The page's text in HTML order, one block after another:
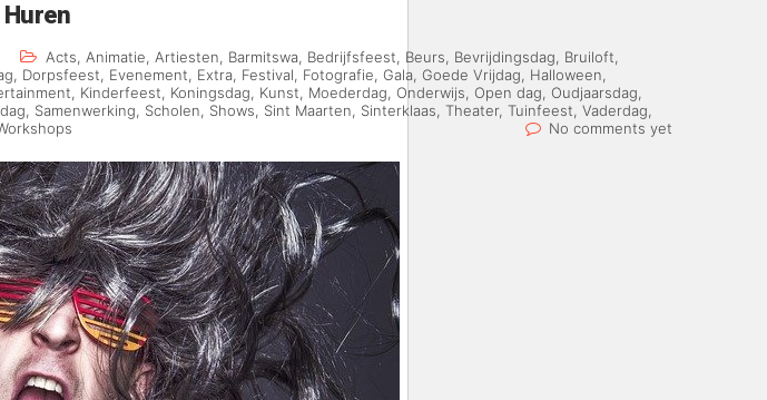
Huren
Acts, Animatie, Artiesten, Barmitswa, Bedrijfsfeest, Beurs Bevrijdingsdag Bruiloft
, Dorpsfeest, Evenement, Extra, Festival, Fotografie, Gala Goede Vrijdag Halloween
, Kinderfeest, Koningsdag, Kunst, Moederdag, Onderwijs Open dag Oudjaarsdag
, Samenwerking, Scholen, Shows, Sint Maarten, Sinterklaas Theater, Tuinfeest Vaderdag
No comments yet